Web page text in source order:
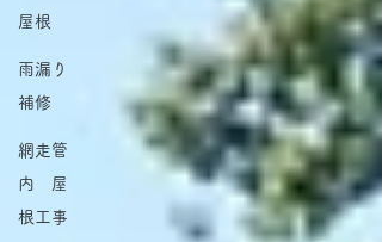
屋根
雨漏り
補修
網走管
内 屋
根工事